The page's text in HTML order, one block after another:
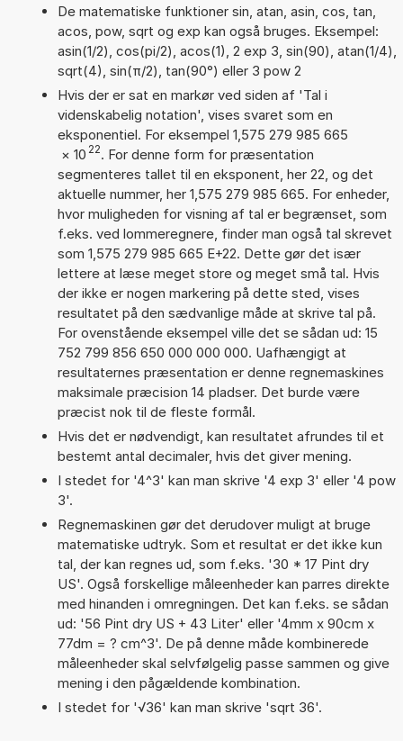
De matematiske funktioner sin, atan, asin, cos, tan,
acos, pow, sqrt og exp kan også bruges. Eksempel:
asin(1/2), cos(pi/2), acos(1), 2 exp 3, sin(90), atan(1/4),
sqrt(4), sin(π/2), tan(90°) eller 3 pow 2
Hvis der er sat en markør ved siden af 'Tal i
videnskabelig notation', vises svaret som en
eksponentiel. For eksempel 1,575 279 985 665
× 10 22. For denne form for præsentation
segmenteres tallet til en eksponent, her 22, og det
aktuelle nummer, her 1,575 279 985 665. For enheder,
hvor muligheden for visning af tal er begrænset, som
f.eks. ved lommeregnere, finder man også tal skrevet
som 1,575 279 985 665 E+22. Dette gør det især
lettere at læse meget store og meget små tal. Hvis
der ikke er nogen markering på dette sted, vises
resultatet på den sædvanlige måde at skrive tal på.
For ovenstående eksempel ville det se sådan ud: 15
752 799 856 650 000 000 000. Uafhængigt at
resultaternes præsentation er denne regnemaskines
maksimale præcision 14 pladser. Det burde være
præcist nok til de fleste formål.
Hvis det er nødvendigt, kan resultatet afrundes til et
bestemt antal decimaler, hvis det giver mening.
I stedet for '4^3' kan man skrive '4 exp 3' eller '4 pow
3'.
Regnemaskinen gør det derudover muligt at bruge
matematiske udtryk. Som et resultat er det ikke kun
tal, der kan regnes ud, som f.eks. '30 * 17 Pint dry
US'. Også forskellige måleenheder kan parres direkte
med hinanden i omregningen. Det kan f.eks. se sådan
ud: '56 Pint dry US + 43 Liter' eller '4mm x 90cm x
77dm = ? cm^3'. De på denne måde kombinerede
måleenheder skal selvfølgelig passe sammen og give
mening i den pågældende kombination.
I stedet for '√36' kan man skrive 'sqrt 36'.